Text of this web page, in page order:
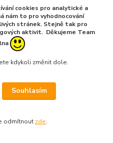
pro 4-taktní závodní
Skladem 8 ks
cookies pro analytické a
nám to pro vyhodnocování
stránek. Stejně tak pro
aktivit. Děkujeme Team
kdykoli změnit dole.
Souhlasím
odmítnout zde.